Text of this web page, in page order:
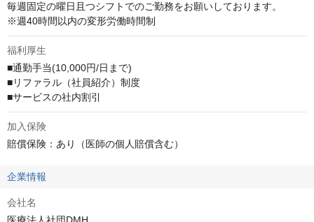
毎週固定の曜日且つシフトでのご勤務をお願いしております。
※週40時間以内の変形労働時間制
福利厚生
■通勤手当(10,000円/日まで)
■リファラル（社員紹介）制度
■サービスの社内割引
加入保険
賠償保険：あり（医師の個人賠償含む）
企業情報
会社名